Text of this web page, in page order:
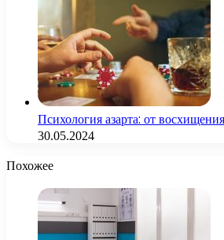
Психология азарта: от
30.05.2024
Похожее